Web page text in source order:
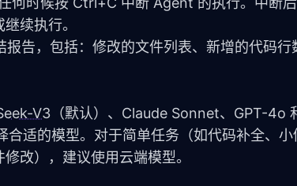
续执行。
告，包括：修改的文件列表、新增的代码行
V3 （默认）、Claude Sonnet、GPT-4o
合适的模型。对于简单任务（如代码补全、
改），建议使用云端模型。